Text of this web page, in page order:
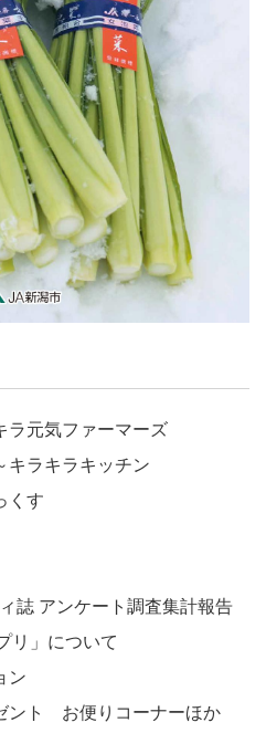
ラ元気ファーマーズ
キラキラキッチン
くす
誌 アンケート調査集計報告
リ」について
ン
ント お便りコーナーほか